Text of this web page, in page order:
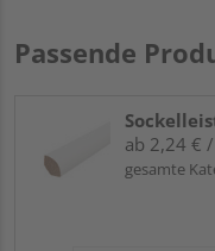
Passende
ab 2,24 €
gesamte